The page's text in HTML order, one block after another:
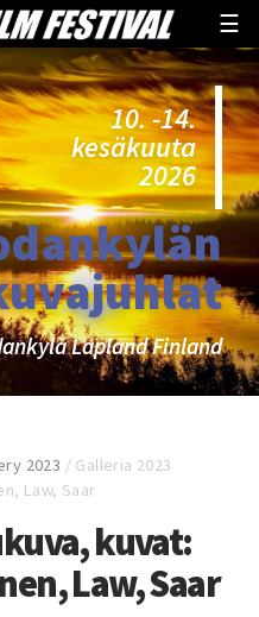
☰
10. -14.
kesäkuuta
2026
Lapland Finland
2023 / Galleria 2023
Law, Saar
kuvat:
Law, Saar